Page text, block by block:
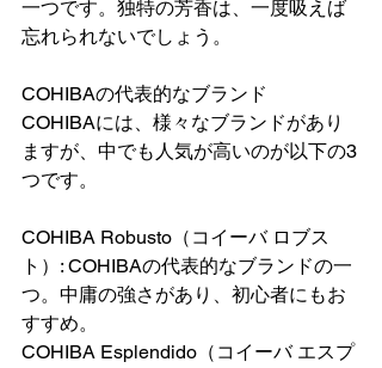
一つです。独特の芳香は、一度吸えば
忘れられないでしょう。
COHIBAの代表的なブランド
COHIBAには、様々なブランドがあり
ますが、中でも人気が高いのが以下の3
つです。
COHIBA Robusto（コイーバ ロブス
ト）: COHIBAの代表的なブランドの一
つ。中庸の強さがあり、初心者にもお
すすめ。
COHIBA Esplendido（コイーバ エスプ